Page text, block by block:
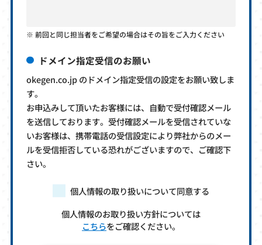
前回と同じ担当者をご希望の場合はその旨をご入力ください
ドメイン指定受信のお願い
okegen.co.jp のドメイン指定受信の設定をお願い致しま
す。
お申込みして頂いたお客様には、自動で受付確認メール
を送信しております。受付確認メールを受信されていな
いお客様は、携帯電話の受信設定により弊社からのメー
ルを受信拒否している恐れがございますので、ご確認下
さい。
個人情報の取り扱いについて同意する
個人情報のお取り扱い方針については
こちらをご確認ください。